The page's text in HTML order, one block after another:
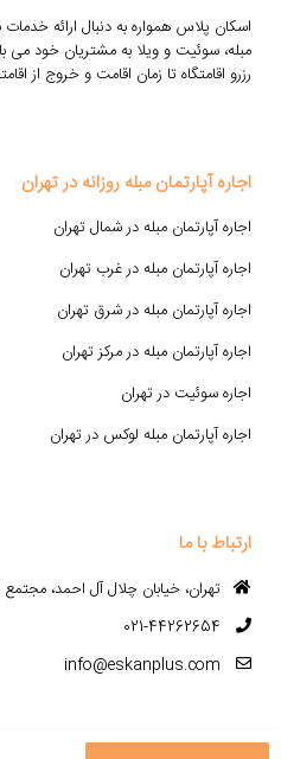
اسکان پلاس همواره به دنبال ارائه خدمات
مبله، سوئیت و ویلا به مشتریان خود می
رزرو اقامتگاه تا زمان اقامت و خروج از
اجاره آپارتمان مبله روزانه در تهران
اجاره آپارتمان مبله در شمال تهران
اجاره آپارتمان مبله در غرب تهران
اجاره آپارتمان مبله در شرق تهران
اجاره آپارتمان مبله در مرکز تهران
اجاره سوئیت در تهران
اجاره آپارتمان مبله لوکس در تهران
ارتباط با ما
تهران، خیابان چلال آل احمد، مجتمع
021-44262654
info@eskanplus.com